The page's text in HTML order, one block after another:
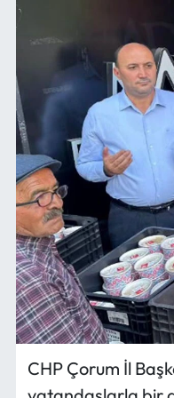
CHP Çorum İl
Haberleri
Haberleri
Sanat
Haberleri